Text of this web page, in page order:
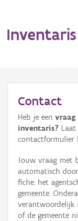
Inventaris
Erfgoedobject
Aanduidingsobject
Waarneming
Thema
Gebeurtenis
Contact
Heb je een
inventaris?
contactformulier
Jouw vraag met
automatisch
fiche: het
gemeente.
verantwoordelijk
of de gemeente